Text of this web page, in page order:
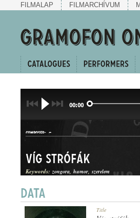
FILMALAP FILMARCHÍVUM
00:00
COMPOSER: -
KUPLÉ
Víg strófák
Keywords: zongora humor szerelem
Title